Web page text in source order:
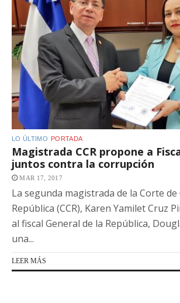
LO ÚLTIMO PORTADA
Magistrada CCR propone a
juntos contra la corrupción
MAR 17, 2017
La segunda magistrada de la Corte de
República (CCR), Karen Yamilet Cruz
al fiscal General de la República,
una...
LEER MÁS